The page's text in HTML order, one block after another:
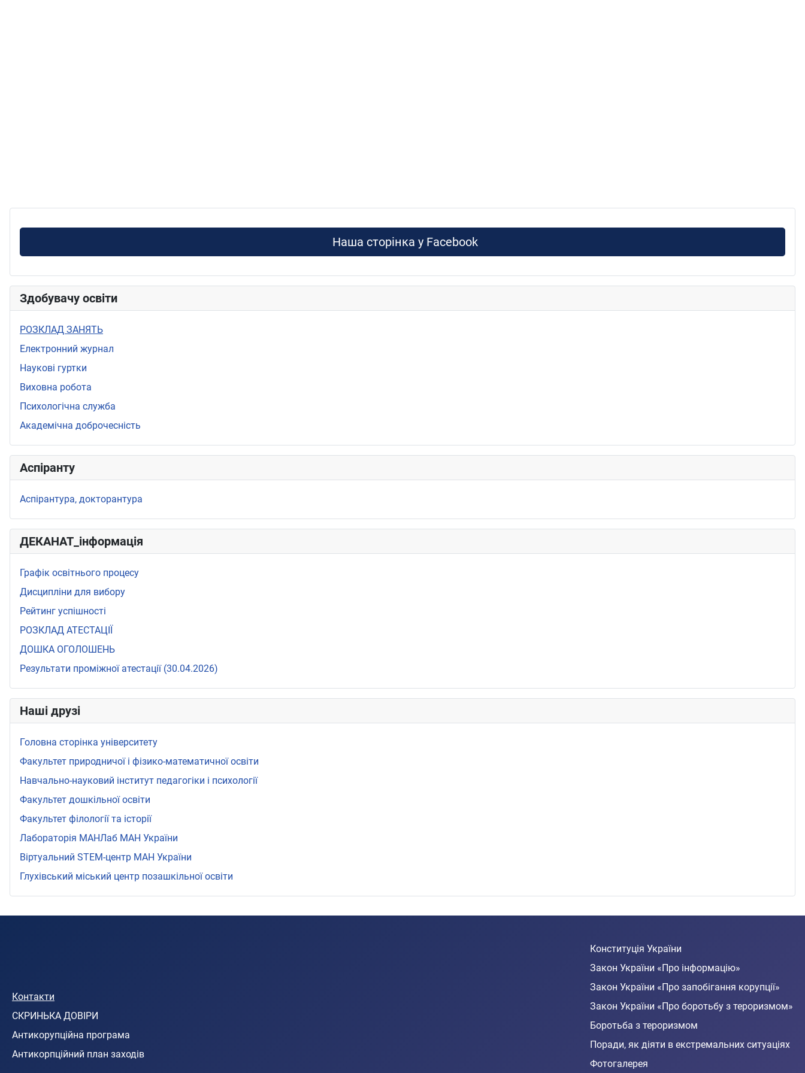
Наша сторінка у Facebook
Здобувачу освіти
РОЗКЛАД ЗАНЯТЬ
Електронний журнал
Наукові гуртки
Виховна робота
Психологічна служба
Академічна доброчесність
Аспіранту
Аспірантура, докторантура
ДЕКАНАТ_інформація
Графік освітнього процесу
Дисципліни для вибору
Рейтинг успішності
РОЗКЛАД АТЕСТАЦІЇ
ДОШКА ОГОЛОШЕНЬ
Результати проміжної атестації (30.04.2026)
Наші друзі
Головна сторінка університету
Факультет природничої і фізико-математичної освіти
Навчально-науковий інститут педагогіки і психології
Факультет дошкільної освіти
Факультет філології та історії
Лабораторія МАНЛаб МАН України
Віртуальний STEМ-центр МАН України
Глухівський міський центр позашкільної освіти
Контакти
СКРИНЬКА ДОВІРИ
Антикорупційна програма
Антикорпційний план заходів
Конституція України
Закон України «Про інформацію»
Закон України «Про запобігання корупції»
Закон України «Про боротьбу з тероризмом»
Боротьба з тероризмом
Поради, як діяти в екстремальних ситуаціях
Фотогалерея